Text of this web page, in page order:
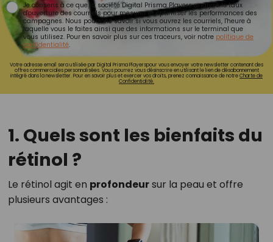
Je consens à ce que la société Digital Prisma Players analyse le taux
d'ouverture des courriels pour mesurer et optimiser les performances des
campagnes. Nous pourrons savoir si vous ouvrez les courriels, l'heure à
laquelle vous le faites ainsi que des informations sur le terminal que
vous utilisez. Pour en savoir plus sur ces traceurs, voir notre politique de
confidentialité.
Votre adresse email sera utilisée par Digital Prisma Playerspour vous envoyer votre newsletter contenant des
offres commerciales personnalisées. Vous pourrez vous désinscrire en utilisant le lien de désabonnement
intégré dans la newsletter. Pour en savoir plus et exercer vos droits, prenez connaissance de notreCharte de
Confidentialité.
1. Quels sont les bienfaits du
rétinol ?
Le rétinol agit en profondeursur la peau et offre
plusieurs avantages :